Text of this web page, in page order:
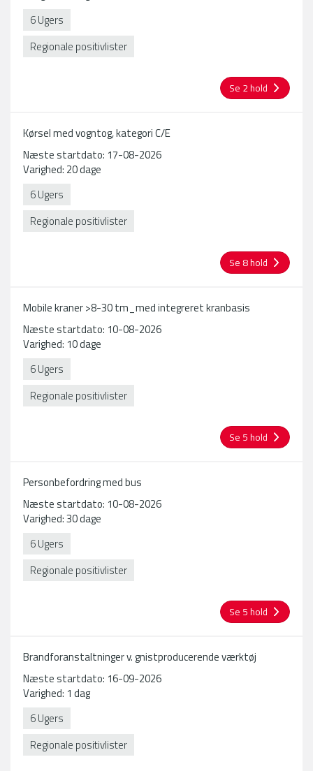
6 Ugers
Regionale positivlister
Se 2 hold
Kørsel med vogntog, kategori C/E
6 Ugers
Regionale positivlister
Se 8 hold
Næste startdato: 17-08-2026
Varighed: 20 dage
Mobile kraner >8-30 tm_med integreret kranbasis
6 Ugers
Regionale positivlister
Se 5 hold
Næste startdato: 10-08-2026
Varighed: 10 dage
Personbefordring med bus
6 Ugers
Regionale positivlister
Se 5 hold
Næste startdato: 10-08-2026
Varighed: 30 dage
Brandforanstaltninger v. gnistproducerende værktøj
6 Ugers
Regionale positivlister
Næste startdato: 16-09-2026
Varighed: 1 dag